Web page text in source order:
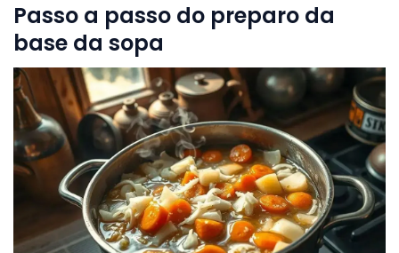
Passo a passo do preparo da
base da sopa